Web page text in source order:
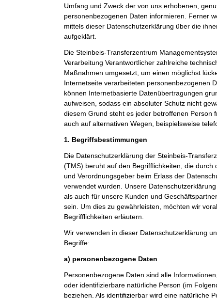
Umfang und Zweck der von uns erhobenen,
personenbezogenen Daten informieren. Ferner
mittels dieser Datenschutzerklärung über die
aufgeklärt.
Die Steinbeis-Transferzentrum
Verarbeitung Verantwortlicher zahlreiche
Maßnahmen umgesetzt, um einen möglichst
Internetseite verarbeiteten personenbezogenen
können Internetbasierte Datenübertragungen
aufweisen, sodass ein absoluter Schutz nicht
diesem Grund steht es jeder betroffenen Person
auch auf alternativen Wegen, beispielsweise
1. Begriffsbestimmungen
Die Datenschutzerklärung der Steinbeis-
(TMS) beruht auf den Begrifflichkeiten, die durch
und Verordnungsgeber beim Erlass der
verwendet wurden. Unsere
als auch für unsere Kunden und
sein. Um dies zu gewährleisten, möchten wir
Begrifflichkeiten erläutern.
Wir verwenden in dieser Datenschutzerklärung
Begriffe:
a) personenbezogene Daten
Personenbezogene Daten sind alle
oder identifizierbare natürliche Person (im
beziehen. Als identifizierbar wird eine natürliche